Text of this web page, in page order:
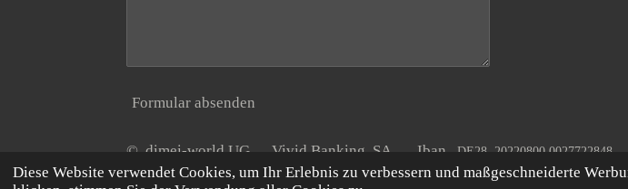
Diese Website verwendet Cookies, um Ihr Erlebnis zu verbessern und maßgeschneiderte
Formular absenden
© dimei-world UG Vivid Banking SA Iban DE28 20220800